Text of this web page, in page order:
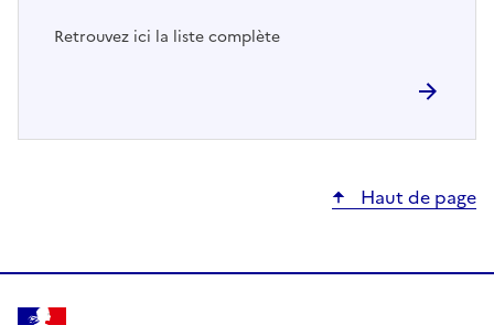
Retrouvez ici la liste complète
Haut de page